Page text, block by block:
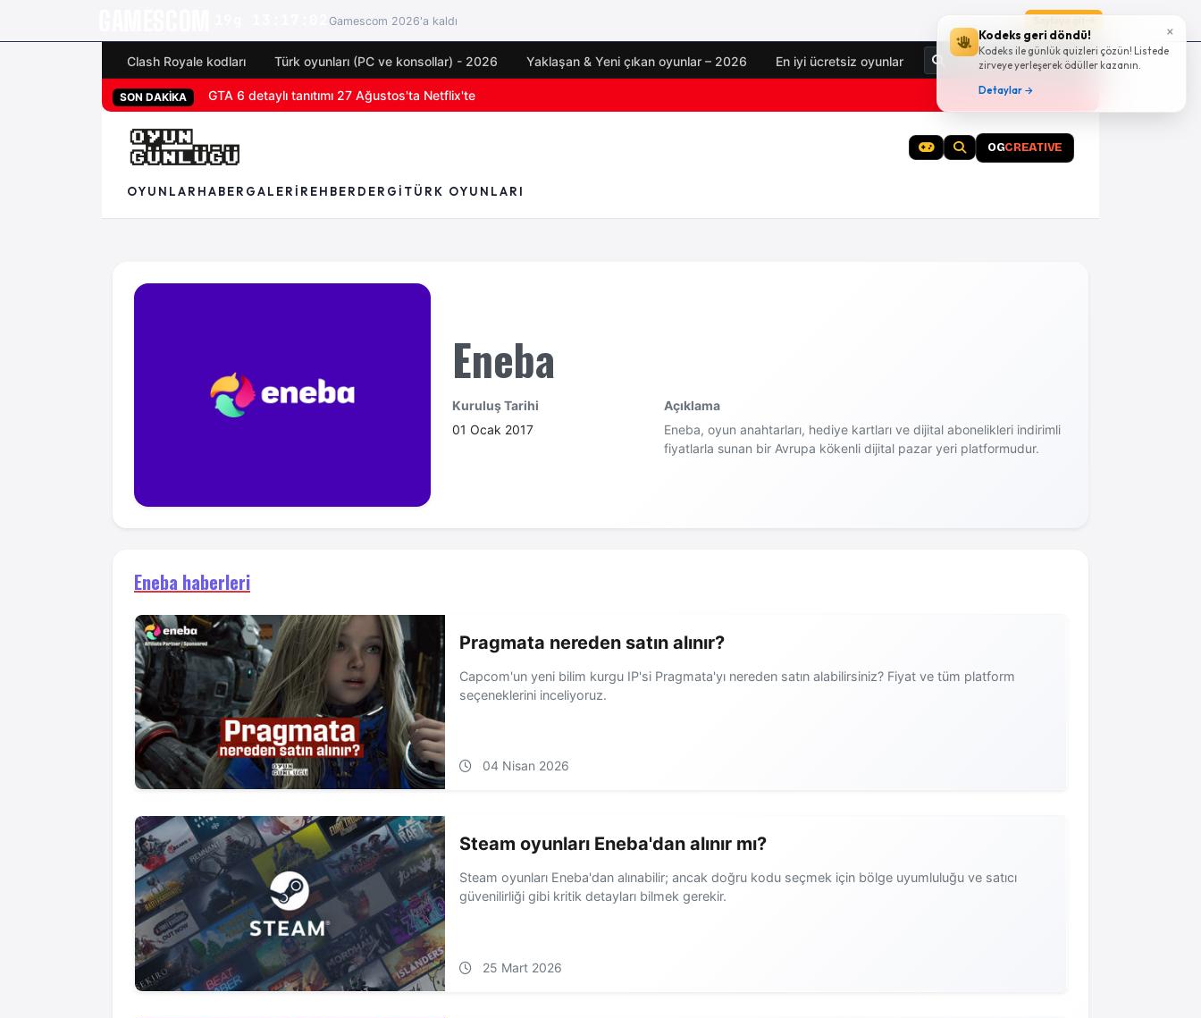
×
Kodeks geri döndü!
Kodeks ile günlük quizleri çözün! Listede
zirveye yerleşerek ödüller kazanın.
Detaylar →
Gamescom 2026'a kaldı
Clash Royale kodları Türk oyunları (PC ve konsollar) - 2026 Yaklaşan & Yeni çıkan oyunlar – 2026 En iyi ücretsiz oyunlar Giriş Yap
SON DAKİKA GTA 6 detaylı tanıtımı 27 Ağustos'ta Netflix'te
San Diego Comic-Con 2026 tüm oyun duyuruları
OGCREATIVE
OYUNLAR HABER GALERI REHBER DERGI TÜRK OYUNLARI
Eneba
Kuruluş Tarihi
01 Ocak 2017
Açıklama
Eneba, oyun anahtarları, hediye kartları ve dijital abonelikleri indirimli
fiyatlarla sunan bir Avrupa kökenli dijital pazar yeri platformudur.
Eneba haberleri
Pragmata nereden satın alınır?
Capcom'un yeni bilim kurgu IP'si Pragmata'yı nereden satın alabilirsiniz? Fiyat ve tüm platform
seçeneklerini inceliyoruz.
04 Nisan 2026
Steam oyunları Eneba'dan alınır mı?
Steam oyunları Eneba'dan alınabilir; ancak doğru kodu seçmek için bölge uyumluluğu ve satıcı
güvenilirliği gibi kritik detayları bilmek gerekir.
25 Mart 2026